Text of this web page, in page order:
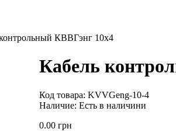
КВВГэнг 10х4
Кабель
Код товара: KVVGeng-10-4
Наличие: Есть в наличини
0.00грн